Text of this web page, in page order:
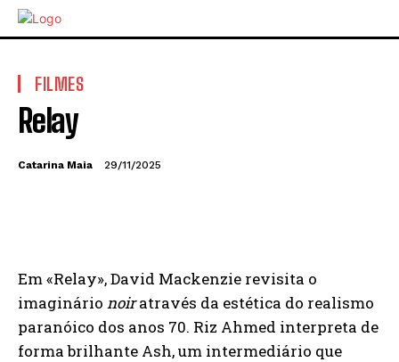
FILMES
Relay
Catarina Maia 29/11/2025
Em «Relay», David Mackenzie revisita o
imaginário noiratravés da estética do realismo
paranóico dos anos 70. Riz Ahmed interpreta de
forma brilhante Ash, um intermediário que